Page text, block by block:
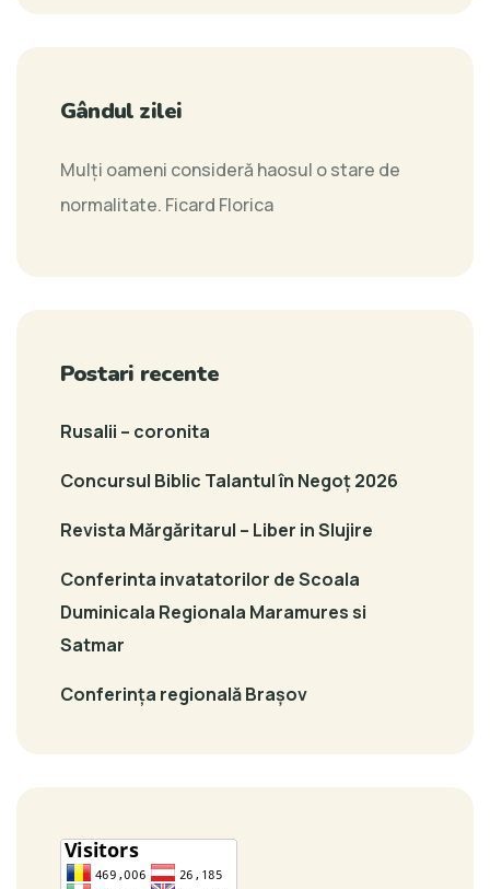
Gândul zilei
Mulţi oameni consideră haosul o stare de
normalitate. Ficard Florica
Postari recente
Rusalii – coronita
Concursul Biblic Talantul în Negoț 2026
Revista Mărgăritarul – Liber in Slujire
Conferinta invatatorilor de Scoala
Duminicala Regionala Maramures si
Satmar
Conferința regională Brașov